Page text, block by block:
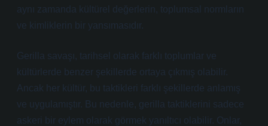
aynı zamanda kültürel değerlerin, toplumsal normların
ve kimliklerin bir yansımasıdır.
Gerilla savaşı, tarihsel olarak farklı toplumlar ve
kültürlerde benzer şekillerde ortaya çıkmış olabilir.
Ancak her kültür, bu taktikleri farklı şekillerde anlamış
ve uygulamıştır. Bu nedenle, gerilla taktiklerini sadece
askeri bir eylem olarak görmek yanıltıcı olabilir. Onlar,